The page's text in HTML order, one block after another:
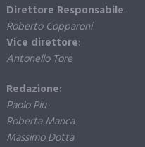
Direttore Responsabile:
Roberto Copparoni
Vice direttore:
Antonello Tore
Redazione:
Paolo Piu
Roberta Manca
Massimo Dotta